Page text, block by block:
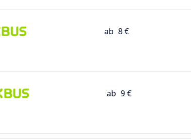
ab 8 €
ab 9 €